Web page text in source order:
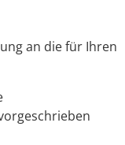
an die für Ihren